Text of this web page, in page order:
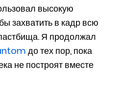
высокую
захватить в кадр всю
Я продолжал
до тех пор, пока
не построят вместе